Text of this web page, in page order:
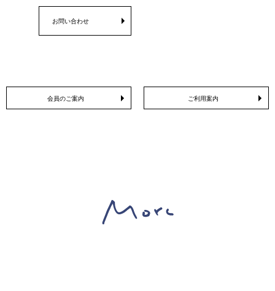
お問い合わせ
会員のご案内 ご利用案内